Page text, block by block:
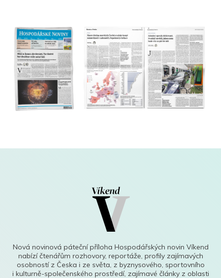
Nová novinová páteční příloha Hospodářských novin Víkend
nabízí čtenářům rozhovory, reportáže, profily zajímavých
osobností z Česka i ze světa, z byznysového, sportovního
i kulturně-společenského prostředí, zajímavé články z oblasti